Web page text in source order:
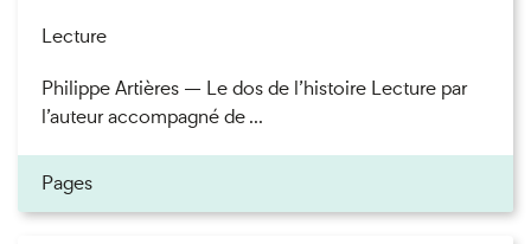
Lecture
Philippe Artières — Le dos de l’histoire Lecture par
l’auteur accompagné de ...
Pages